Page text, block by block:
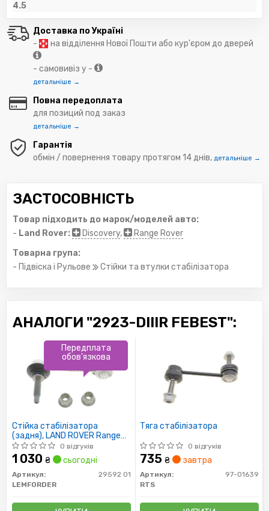
4.5
Доставка по Україні
-
на відділення Нової Пошти або кур'єром до дверей
- самовивіз у -
детальніше →
Повна передоплата
для позиций под заказ
детальніше →
Гарантія
обмін / повернення товару протягом 14 днів, детальніше →
ЗАСТОСОВНІСТЬ
Товар підходить до марок/моделей авто:
- Land Rover: Discovery,
Range Rover
Товарна група:
- Підвіска і Рульове
Стійки та втулки стабілізатора
АНАЛОГИ "2923-DIIIR FEBEST":
Стійка стабілізатора
(задня), LAND ROVER Range
Rover 05-, LR3, LR4 04-
0 відгуків
1 030 ₴ сьогодні
Артикул:
29592 01
LEMFORDER
Передплата
обов'язкова
Тяга стабілізатора
0 відгуків
735 ₴ завтра
Артикул:
97-01639
RTS